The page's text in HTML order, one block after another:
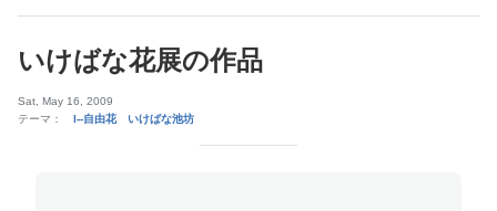
いけばな花展の作品
Sat, May 16, 2009
テーマ：
l--自由花 いけばな池坊